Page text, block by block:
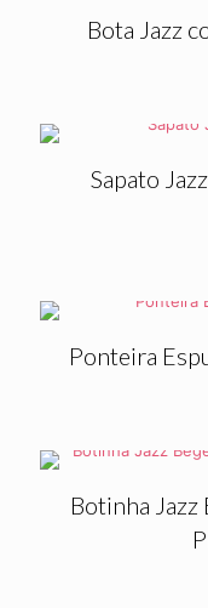
Bota Jazz
Sapato
Ponteira
Botinha